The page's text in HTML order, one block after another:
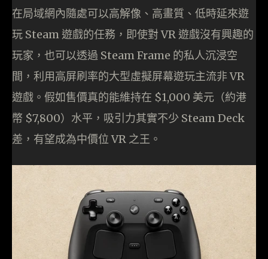
在局域網內隨處可以高解像、高畫質、低時延來遊
玩 Steam 遊戲的任務，即使對 VR 遊戲沒有興趣的
玩家，也可以透過 Steam Frame 的私人沉浸空
間，利用高屏刷率的大型虛擬屏幕遊玩主流非 VR
遊戲。假如售價真的能維持在 $1,000 美元（約港
幣 $7,800）水平，吸引力其實不少 Steam Deck
差，有望成為中價位 VR 之王。